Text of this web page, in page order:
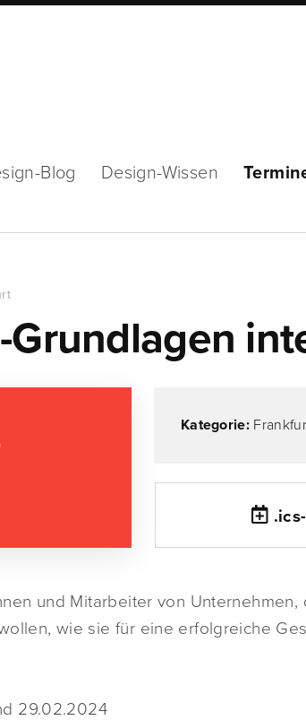
Blog Design-Wissen
Kategorie:
und Mitarbeiter von Unternehmen,
wie sie für eine erfolgreiche
29.02.2024